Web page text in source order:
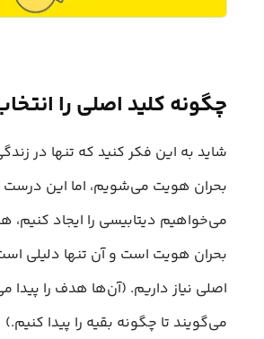
چگونه کلید اصلی را
شاید به این فکر کنید که تنها در
بحران هویت می‌شویم، اما این
می‌خواهیم دیتابیسی را ایجاد کنیم،
بحران هویت است و آن تنها دلیلی
اصلی نیاز داریم. (آن‌ها هدف را پیدا
می‌گویند تا چگونه بقیه را پیدا کنیم.)